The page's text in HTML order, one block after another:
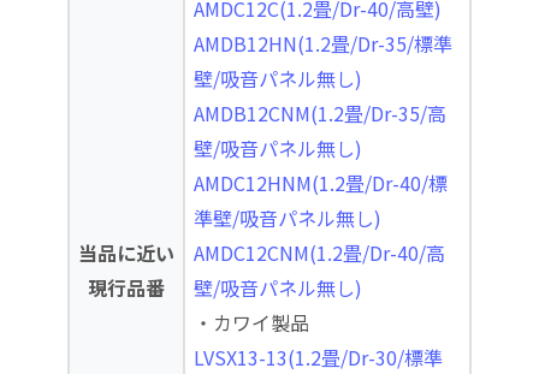
当品に近い
現行品番
AMDC12C(1.2畳/Dr-40/高壁)
AMDB12HN(1.2畳/Dr-35/標準
壁/吸音パネル無し)
AMDB12CNM(1.2畳/Dr-35/高
壁/吸音パネル無し)
AMDC12HNM(1.2畳/Dr-40/標
準壁/吸音パネル無し)
AMDC12CNM(1.2畳/Dr-40/高
壁/吸音パネル無し)
・カワイ製品
LVSX13-13(1.2畳/Dr-30/標準